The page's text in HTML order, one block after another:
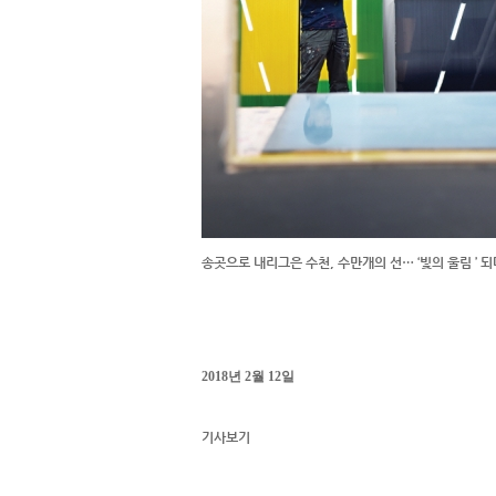
송곳으로 내리그은 수천, 수만개의 선… ‘빛의 울림 ’ 되
2018년 2월 12일
기사보기